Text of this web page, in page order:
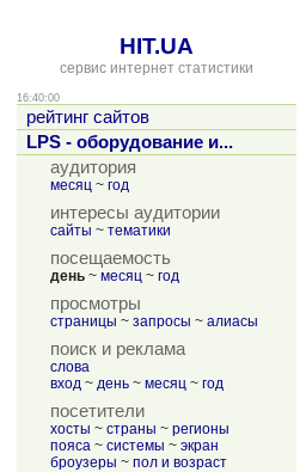
HIT.UA
сервис интернет статистики
16:40:00
рейтинг сайтов
LPS - оборудование и...
аудитория
месяц ~ год
интересы аудитории
сайты ~ тематики
посещаемость
день ~ месяц ~ год
просмотры
страницы ~ запросы ~ алиасы
поиск и реклама
слова
вход ~ день ~ месяц ~ год
посетители
хосты ~ страны ~ регионы
пояса ~ системы ~ экран
броузеры ~ пол и возраст